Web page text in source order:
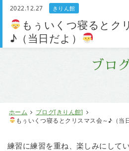
ブロ
ホーム
ブログ[きりん館]
もぅいくつ寝るとクリスマス会～♪（当
2022.12.27 きりん館
もぅいくつ寝るとク
♪（当日だよ）
練習に練習を重ね、楽しみにして